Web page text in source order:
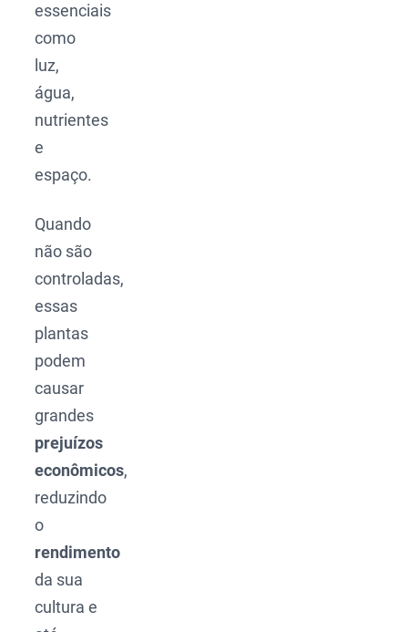
essenciais
como
luz,
água,
nutrientes
e
espaço.
Quando
não são
controladas,
essas
plantas
podem
causar
grandes
prejuízos
econômicos,
reduzindo
o
rendimento
da sua
cultura e